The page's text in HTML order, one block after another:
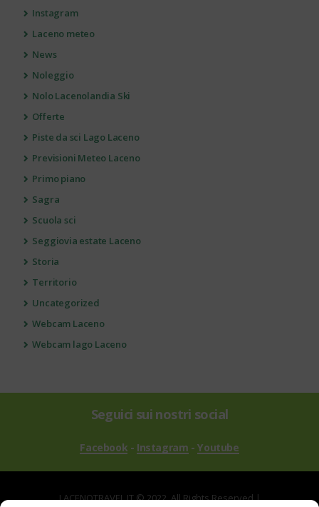
Instagram
Laceno meteo
News
Noleggio
Nolo Lacenolandia Ski
Offerte
Piste da sci Lago Laceno
Previsioni Meteo Laceno
Primo piano
Sagra
Scuola sci
Seggiovia estate Laceno
Storia
Territorio
Uncategorized
Webcam Laceno
Webcam lago Laceno
Seguici sui nostri social
Facebook - Instagram -Youtube
LACENOTRAVEL.IT © 2022. All Rights Reserved |